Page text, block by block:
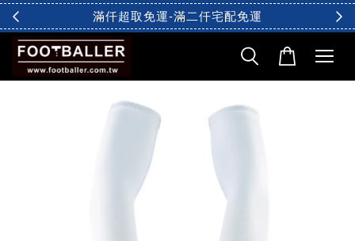
滿仟超取免運-滿二仟宅配免運